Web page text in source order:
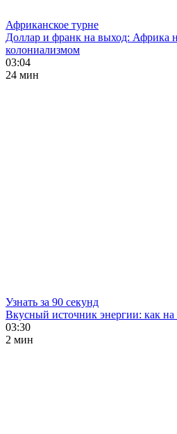
Африканское турне
Доллар и франк на выход: Африка
колониализмом
03:04
24 мин
Узнать за 90 секунд
Вкусный источник энергии: как на
03:30
2 мин